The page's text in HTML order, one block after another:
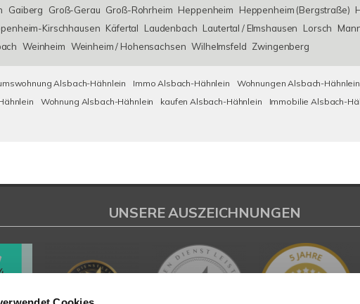
Gaiberg Groß-Gerau Groß-Rohrheim Heppenheim Heppenheim (Bergstraße)
Kirschhausen Käfertal Laudenbach Lautertal / Elmshausen Lorsch
Weinheim Weinheim / Hohensachsen Wilhelmsfeld Zwingenberg
Alsbach-Hähnlein Immo Alsbach-Hähnlein Wohnungen Alsbach-Hähnlein
Wohnung Alsbach-Hähnlein kaufen Alsbach-Hähnlein Immobilie Alsbach-
UNSERE AUSZEICHNUNGEN